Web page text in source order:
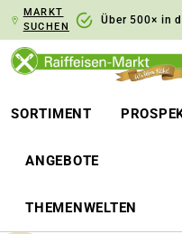
Zur
MARKT
SUCHEN
Über 500× in
SORTIMENT
ANGEBOTE
THEMENWELTEN